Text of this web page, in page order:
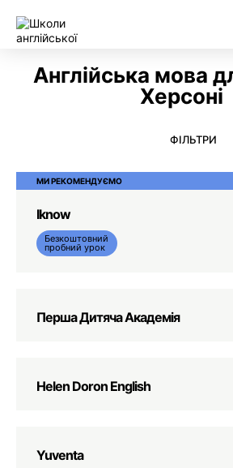
Англійська мова
Херсоні
ФІЛЬТРИ
МИ РЕКОМЕНДУЄМО
Iknow
Безкоштовний
пробний урок
Перша Дитяча Академія
Helen Doron English
Yuventa